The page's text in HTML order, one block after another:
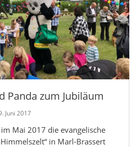
Panda zum Jubiläum
Juni 2017
Mai 2017 die evangelische
in Marl-Brassert